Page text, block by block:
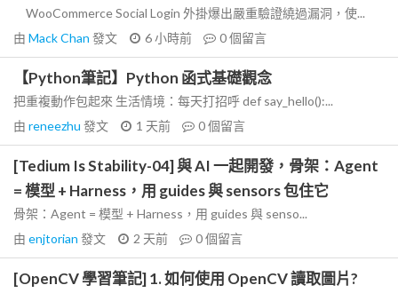
WooCommerce Social Login 外掛爆出嚴重驗證繞過漏洞，使...
由 Mack Chan 發文 6 小時前 0個留言
【Python筆記】Python 函式基礎觀念
把重複動作包起來 生活情境：每天打招呼 def say_hello():...
由 reneezhu 發文 1 天前 0個留言
[Tedium Is Stability-04] 與 AI 一起開發，骨架：Agent
= 模型 + Harness，用 guides 與 sensors 包住它
骨架：Agent = 模型 + Harness，用 guides 與 senso...
由 enjtorian 發文 2 天前 0個留言
[OpenCV 學習筆記] 1. 如何使用 OpenCV 讀取圖片?